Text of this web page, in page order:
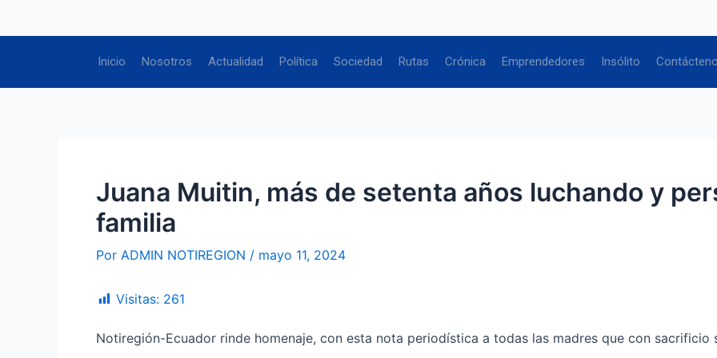
Inicio Nosotros Actualidad Política Sociedad Rutas Crónica Emprendedores Insólito
Juana Muitin, más de setenta años luchando y
familia
Por ADMIN NOTIREGION / mayo 11, 2024
Visitas: 261
Notiregión-Ecuador rinde homenaje, con esta nota periodística a todas las madres que con sacrificio